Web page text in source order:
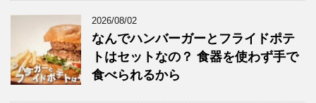
2026/08/02
なんでハンバーガーとフライドポテ
トはセットなの？ 食器を使わず手で
食べられるから